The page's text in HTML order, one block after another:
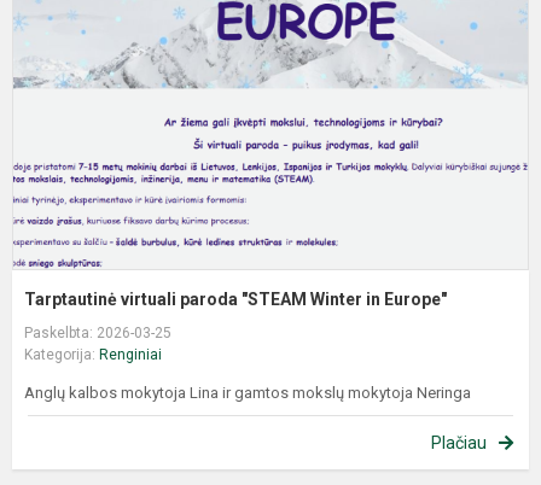
Tarptautinė virtuali paroda "STEAM Winter in Europe"
Paskelbta: 2026-03-25
Kategorija: Renginiai
Anglų kalbos mokytoja Lina ir gamtos mokslų mokytoja Neringa
Plačiau